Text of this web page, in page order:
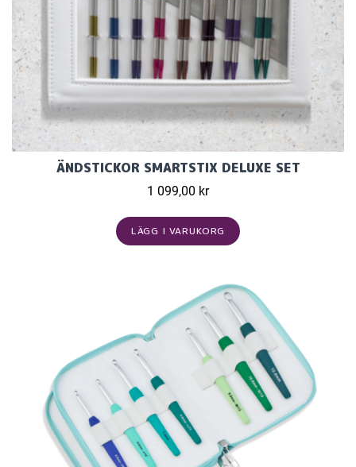
ÄNDSTICKOR SMARTSTIX DELUXE SET
1 099,00 kr
LÄGG I VARUKORG